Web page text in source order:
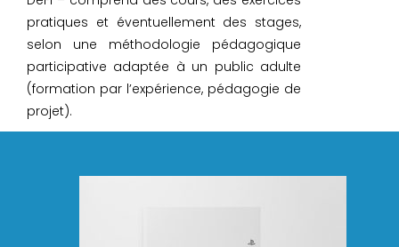
pratiques et éventuellement des stages,
selon une méthodologie pédagogique
participative adaptée à un public adulte
(formation par l’expérience, pédagogie de
projet).